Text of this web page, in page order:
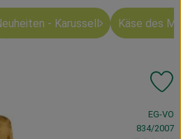
- Karussell Käse des
, Verband:
EG-VO
834/2007